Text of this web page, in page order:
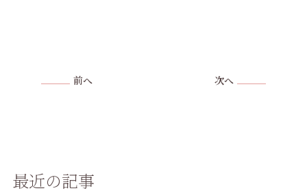
前へ 次へ
最近の記事